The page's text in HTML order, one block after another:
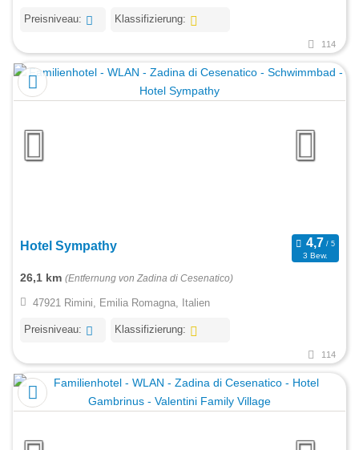
Preisniveau: Klassifizierung:
114
Hotel Sympathy
3 Bew.
26,1 km (Entfernung von Zadina di Cesenatico)
47921 Rimini, Emilia Romagna, Italien
Preisniveau: Klassifizierung:
114